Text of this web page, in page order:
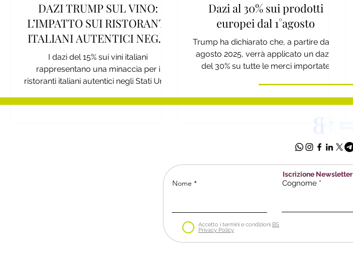
DAZI TRUMP SUL VINO:
L’IMPATTO SUI RISTORANTI
ITALIANI AUTENTICI NEGLI
USA
I dazi del 15% sui vini italiani
rappresentano una minaccia per i
ristoranti italiani autentici negli Stati Uniti,
su costi, reperibilità delle etichette e
Dazi al 30% sui prodotti
europei dal 1°agosto
Trump ha dichiarato che, a partire dal 1°
agosto 2025, verrà applicato un dazio
del 30% su tutte le merci importate
Iscrizione Newsletter
Nome Cognome
Accetto i termini e condizioni BS
Privacy Policy